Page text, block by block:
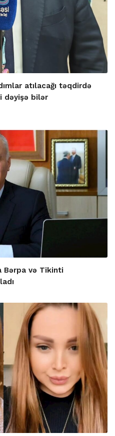
atılacağı təqdirdə
dəyişə bilər
Bərpa və Tikinti